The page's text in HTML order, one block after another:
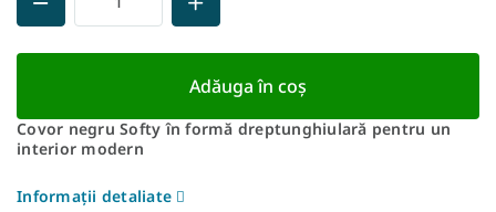
Adăuga în coş
Covor negru Softy în formă dreptunghiulară pentru un
interior modern
Informaţii detaliate